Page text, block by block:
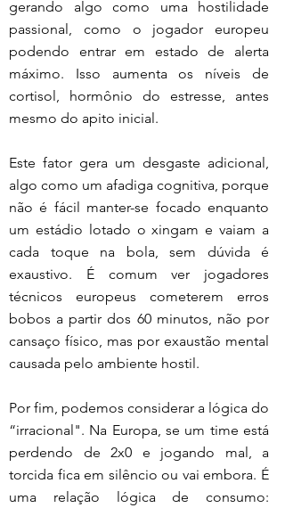
gerando algo como uma hostilidade
passional, como o jogador europeu
podendo entrar em estado de alerta
máximo. Isso aumenta os níveis de
cortisol, hormônio do estresse, antes
mesmo do apito inicial.
Este fator gera um desgaste adicional,
algo como um afadiga cognitiva, porque
não é fácil manter-se focado enquanto
um estádio lotado o xingam e vaiam a
cada toque na bola, sem dúvida é
exaustivo. É comum ver jogadores
técnicos europeus cometerem erros
bobos a partir dos 60 minutos, não por
cansaço físico, mas por exaustão mental
causada pelo ambiente hostil.
Por fim, podemos considerar a lógica do
“irracional". Na Europa, se um time está
perdendo de 2x0 e jogando mal, a
torcida fica em silêncio ou vai embora. É
uma relação lógica de consumo: